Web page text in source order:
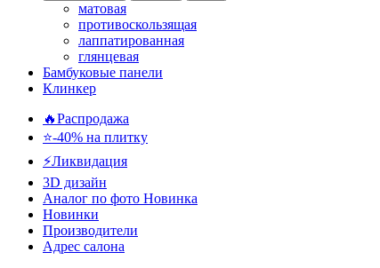
матовая
противоскользящая
лаппатированная
глянцевая
Бамбуковые панели
Клинкер
🔥Распродажа
⭐-40% на плитку
⚡️Ликвидация
3D дизайн
Аналог по фото Новинка
Новинки
Производители
Адрес салона